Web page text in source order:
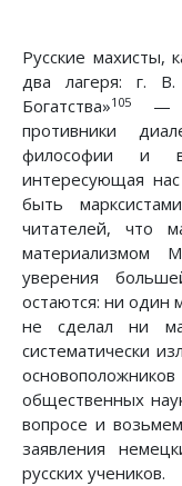
Русские махисты,
два лагеря: г. В.
Богатства»105
—
противники
философии и
интересующая
быть
читателей, что
материализмом
уверения
остаются: ни один
не сделал ни
систематически
общественных
вопросе и
заявления
русских учеников.